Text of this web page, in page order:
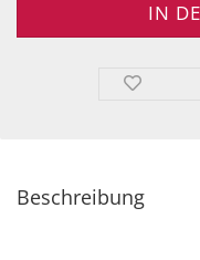
Beschreibung